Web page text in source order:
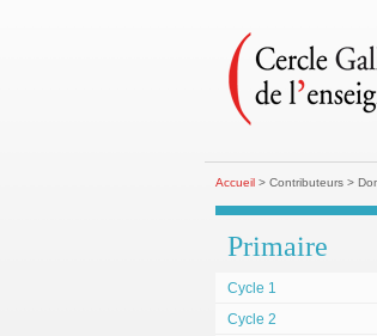
Accueil> Contributeurs >
Primaire
Cycle 1
Cycle 2